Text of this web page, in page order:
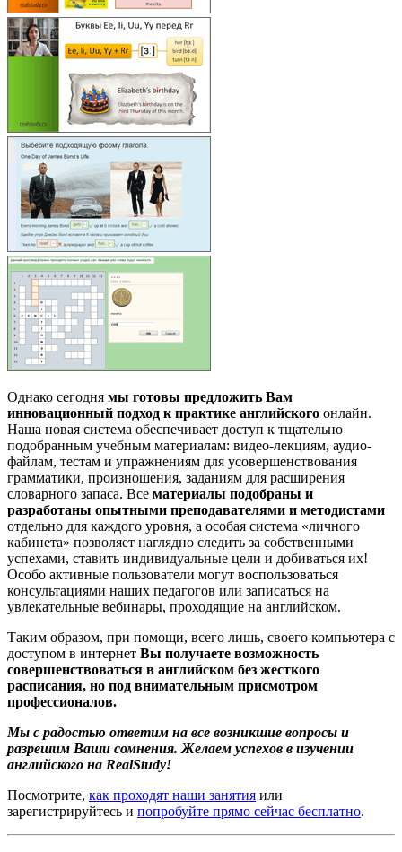
Однако сегодня мы готовы предложить Вам
инновационный подход к практике английского онлайн.
Наша новая система обеспечивает доступ к тщательно
подобранным учебным материалам: видео-лекциям, аудио-
файлам, тестам и упражнениям для усовершенствования
грамматики, произношения, заданиям для расширения
словарного запаса. Все материалы подобраны и
разработаны опытными преподавателями и методистами
отдельно для каждого уровня, а особая система «личного
кабинета» позволяет наглядно следить за собственными
успехами, ставить индивидуальные цели и добиваться их!
Особо активные пользователи могут воспользоваться
консультациями наших педагогов или записаться на
увлекательные вебинары, проходящие на английском.
Таким образом, при помощи, всего лишь, своего компьютера с
доступом в интернет Вы получаете возможность
совершенствоваться в английском без жесткого
расписания, но под внимательным присмотром
профессионалов.
Мы с радостью ответим на все возникшие вопросы и
разрешим Ваши сомнения. Желаем успехов в изучении
английского на RealStudy!
Посмотрите, как проходят наши занятия или
зарегистрируйтесь и попробуйте прямо сейчас бесплатно.